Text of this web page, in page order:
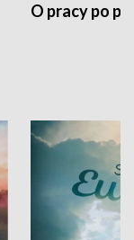
O pracy po